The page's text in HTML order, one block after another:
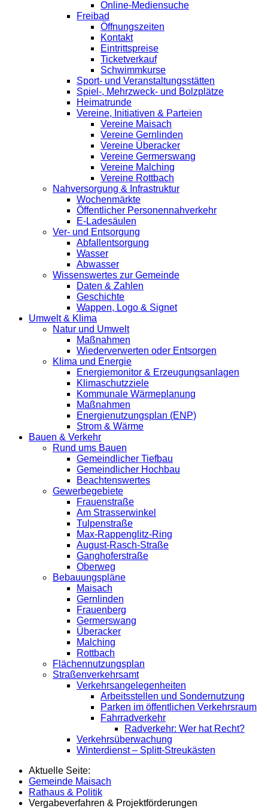
Online-Mediensuche
Freibad
Öffnungszeiten
Kontakt
Eintrittspreise
Ticketverkauf
Schwimmkurse
Sport- und Veranstaltungsstätten
Spiel-, Mehrzweck- und Bolzplätze
Heimatrunde
Vereine, Initiativen & Parteien
Vereine Maisach
Vereine Gernlinden
Vereine Überacker
Vereine Germerswang
Vereine Malching
Vereine Rottbach
Nahversorgung & Infrastruktur
Wochenmärkte
Öffentlicher Personennahverkehr
E-Ladesäulen
Ver- und Entsorgung
Abfallentsorgung
Wasser
Abwasser
Wissenswertes zur Gemeinde
Daten & Zahlen
Geschichte
Wappen, Logo & Signet
Umwelt & Klima
Natur und Umwelt
Maßnahmen
Wiederverwerten oder Entsorgen
Klima und Energie
Energiemonitor & Erzeugungsanlagen
Klimaschutzziele
Kommunale Wärmeplanung
Maßnahmen
Energienutzungsplan (ENP)
Strom & Wärme
Bauen & Verkehr
Rund ums Bauen
Gemeindlicher Tiefbau
Gemeindlicher Hochbau
Beachtenswertes
Gewerbegebiete
Frauenstraße
Am Strasserwinkel
Tulpenstraße
Max-Rappenglitz-Ring
August-Rasch-Straße
Ganghoferstraße
Oberweg
Bebauungspläne
Maisach
Gernlinden
Frauenberg
Germerswang
Überacker
Malching
Rottbach
Flächennutzungsplan
Straßenverkehrsamt
Verkehrsangelegenheiten
Arbeitsstellen und Sondernutzung
Parken im öffentlichen Verkehrsraum
Fahrradverkehr
Radverkehr: Wer hat Recht?
Verkehrsüberwachung
Winterdienst – Splitt-Streukästen
Aktuelle Seite:
Gemeinde Maisach
Rathaus & Politik
Vergabeverfahren & Projektförderungen